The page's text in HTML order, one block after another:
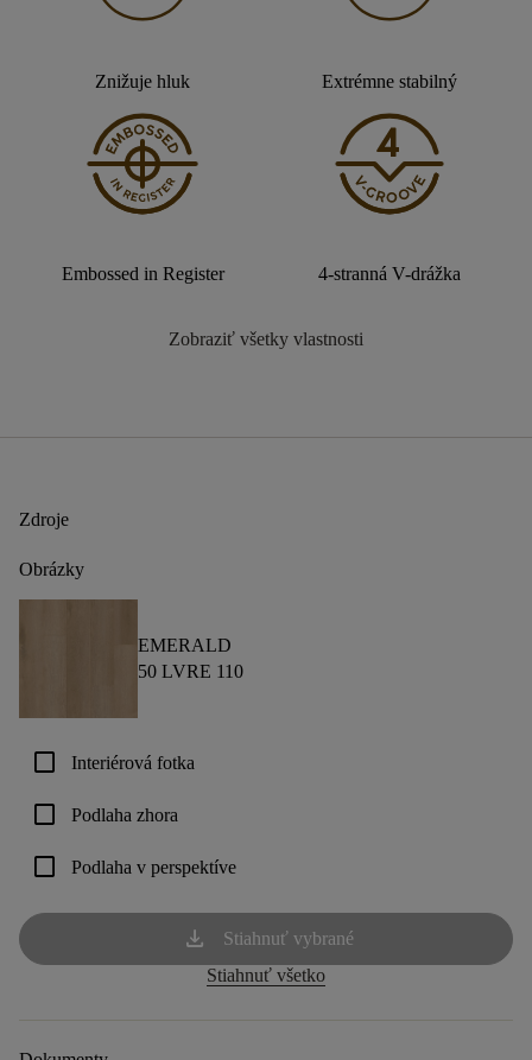
Znižuje hluk Extrémne stabilný
Embossed in Register 4-stranná V-drážka
Zobraziť všetky vlastnosti
Zdroje
Obrázky
EMERALD
50 LVRE 110
check_box_outline_blank Interiérová fotka
check_box_outline_blank Podlaha zhora
check_box_outline_blank Podlaha v perspektíve
download
Stiahnuť vybrané
Stiahnuť všetko